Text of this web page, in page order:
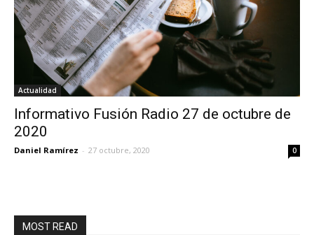
Actualidad
Informativo Fusión Radio 27 de octubre de
2020
Daniel Ramírez - 27 octubre, 2020 0
MOST READ